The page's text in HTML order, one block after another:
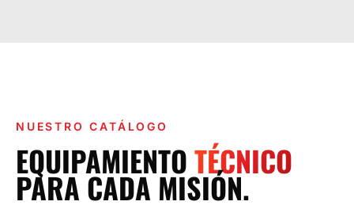
NUESTRO CATÁLOGO
EQUIPAMIENTOTÉCNICO
PARA CADA MISIÓN.